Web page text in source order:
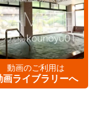
動画のご利用は
画ライブラリーへ